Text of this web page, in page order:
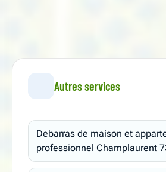
Autres services
Debarras de maison et
professionnel Champlaurent